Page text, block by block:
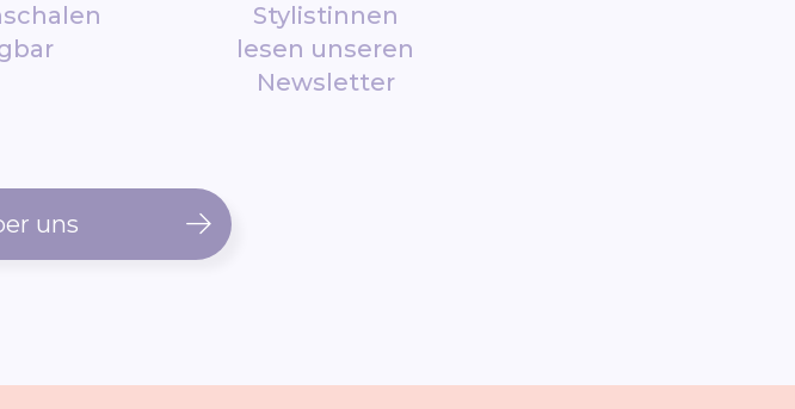
Stylistinnen
lesen unseren
Newsletter
uns